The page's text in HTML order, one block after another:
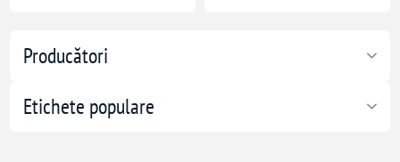
Producători
Etichete populare